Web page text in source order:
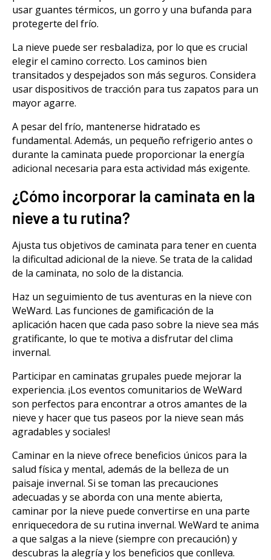
usar guantes térmicos, un gorro y una bufanda para
protegerte del frío.
La nieve puede ser resbaladiza, por lo que es crucial
elegir el camino correcto. Los caminos bien
transitados y despejados son más seguros. Considera
usar dispositivos de tracción para tus zapatos para un
mayor agarre.
A pesar del frío, mantenerse hidratado es
fundamental. Además, un pequeño refrigerio antes o
durante la caminata puede proporcionar la energía
adicional necesaria para esta actividad más exigente.
¿Cómo incorporar la caminata en la
nieve a tu rutina?
Ajusta tus objetivos de caminata para tener en cuenta
la dificultad adicional de la nieve. Se trata de la calidad
de la caminata, no solo de la distancia.
Haz un seguimiento de tus aventuras en la nieve con
WeWard. Las funciones de gamificación de la
aplicación hacen que cada paso sobre la nieve sea más
gratificante, lo que te motiva a disfrutar del clima
invernal.
Participar en caminatas grupales puede mejorar la
experiencia. ¡Los eventos comunitarios de WeWard
son perfectos para encontrar a otros amantes de la
nieve y hacer que tus paseos por la nieve sean más
agradables y sociales!
Caminar en la nieve ofrece beneficios únicos para la
salud física y mental, además de la belleza de un
paisaje invernal. Si se toman las precauciones
adecuadas y se aborda con una mente abierta,
caminar por la nieve puede convertirse en una parte
enriquecedora de su rutina invernal. WeWard te anima
a que salgas a la nieve (siempre con precaución) y
descubras la alegría y los beneficios que conlleva.